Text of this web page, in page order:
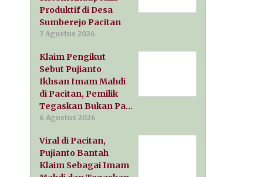
Produktif di Desa
Sumberejo Pacitan
7 Agustus 2026
Klaim Pengikut
Sebut Pujianto
Ikhsan Imam Mahdi
di Pacitan, Pemilik
Tegaskan Bukan Pa…
6 Agustus 2026
Viral di Pacitan,
Pujianto Bantah
Klaim Sebagai Imam